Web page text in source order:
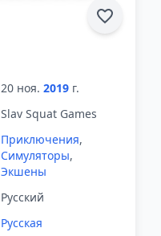
20 ноя. 2019 г.
Slav Squat Games
Приключения,
Симуляторы,
Экшены
Русский
Русская